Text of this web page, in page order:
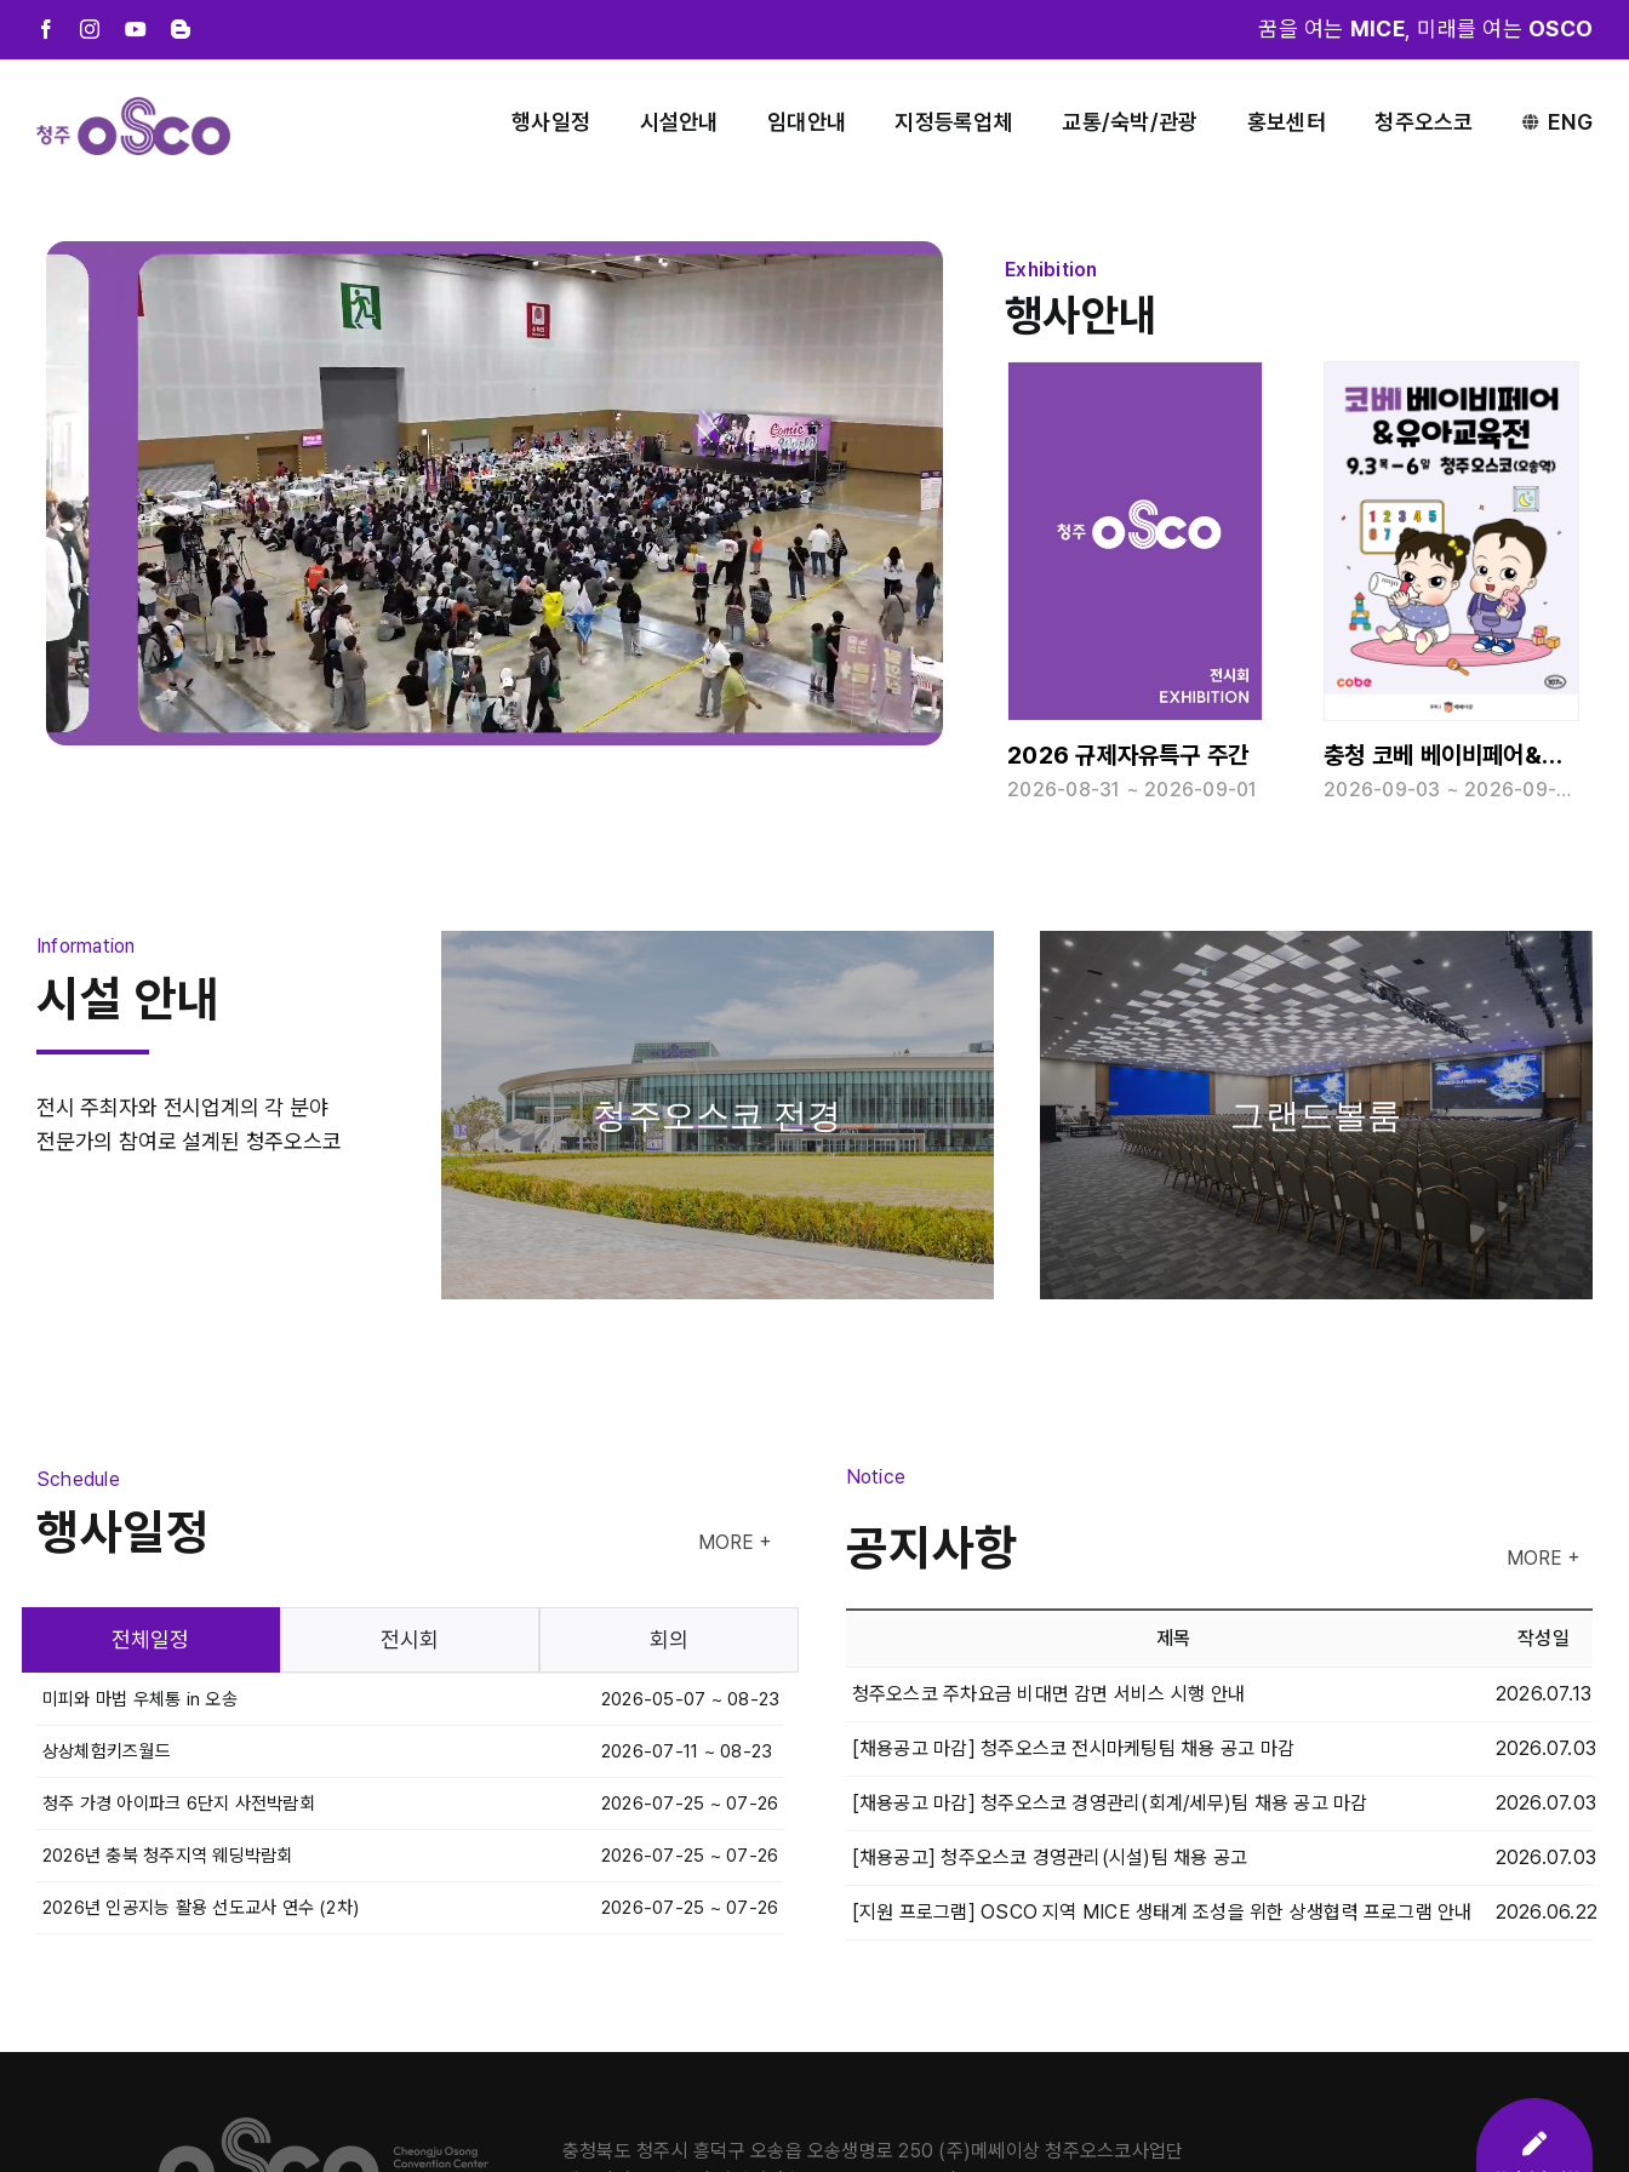
FacebookInstagramYouTubeBlogger 꿈을 여는 MICE, 미래를 여는 OSCO
행사일정 시설안내 임대안내 지정등록업체 교통/숙박/관광 홍보센터 청주오스코 ENG
Exhibition
행사안내
2026 청주펫친소 WRO KOREA 2026(월드로봇올림피아드 한국대회) 제1회 대한민국 문해의 달 및 컨퍼런스 2026 규제자유특구 주간
2026-08-31 ~ 2026-09-01
충청 코베 베이비페어&유아교육전(하반기)
2026-09-03 ~ 2026-09-06
Information
시설 안내
전시 주최자와 전시업계의 각 분야
전문가의 참여로 설계된 청주오스코
전시장 청주오스코 전경
중회의실 소회의실 그랜드볼룸
Schedule
행사일정 MORE +
전체일정 전시회 회의
미피와 마법 우체통 in 오송 2026-05-07 ~ 08-23
상상체험키즈월드 2026-07-11 ~ 08-23
청주 가경 아이파크 6단지 사전박람회 2026-07-25 ~ 07-26
2026년 충북 청주지역 웨딩박람회 2026-07-25 ~ 07-26
2026년 인공지능 활용 선도교사 연수 (2차) 2026-07-25 ~ 07-26
Notice
공지사항 MORE +
제목 작성일
청주오스코 주차요금 비대면 감면 서비스 시행 안내 2026.07.13
[채용공고 마감] 청주오스코 전시마케팅팀 채용 공고 마감 2026.07.03
[채용공고 마감] 청주오스코 경영관리(회계/세무)팀 채용 공고 마감 2026.07.03
[채용공고] 청주오스코 경영관리(시설)팀 채용 공고 2026.07.03
[지원 프로그램] OSCO 지역 MICE 생태계 조성을 위한 상생협력 프로그램 안내 2026.06.22
충청북도 청주시 흥덕구 오송읍 오송생명로 250 (주)메쎄이상 청주오스코사업단